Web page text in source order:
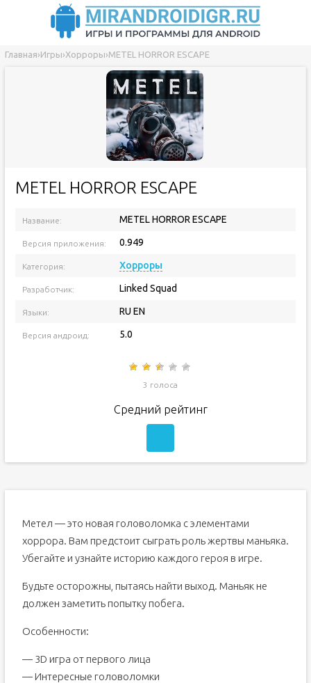
Главная›Игры›Хорроры›METEL HORROR ESCAPE
METEL HORROR ESCAPE
Название: METEL HORROR ESCAPE
Версия приложения: 0.949
Категория: Хорроры
Разработчик: Linked Squad
Языки: RU EN
Версия андроид: 5.0
3 голоса
Средний рейтинг
Метел — это новая головоломка с элементами
хоррора. Вам предстоит сыграть роль жертвы маньяка.
Убегайте и узнайте историю каждого героя в игре.
Будьте осторожны, пытаясь найти выход. Маньяк не
должен заметить попытку побега.
Особенности:
— 3D игра от первого лица
— Интересные головоломки